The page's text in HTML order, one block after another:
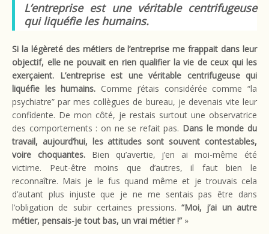
L’entreprise est une véritable centrifugeuse
qui liquéfie les humains.
Si la légèreté des métiers de l’entreprise me frappait dans leur
objectif, elle ne pouvait en rien qualifier la vie de ceux qui les
exerçaient. L’entreprise est une véritable centrifugeuse qui
liquéfie les humains. Comme j’étais considérée comme “la
psychiatre” par mes collègues de bureau, je devenais vite leur
confidente. De mon côté, je restais surtout une observatrice
des comportements : on ne se refait pas. Dans le monde du
travail, aujourd’hui, les attitudes sont souvent contestables,
voire choquantes.Bien qu’avertie, j’en ai moi-même été
victime. Peut-être moins que d’autres, il faut bien le
reconnaître. Mais je le fus quand même et je trouvais cela
d’autant plus injuste que je ne me sentais pas être dans
l’obligation de subir certaines pressions. “Moi, j’ai un autre
métier, pensais-je tout bas, un vrai métier !” »